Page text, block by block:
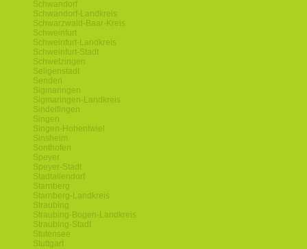
Schwandorf
Schwandorf-Landkreis
Schwarzwald-Baar-Kreis
Schweinfurt
Schweinfurt-Landkreis
Schweinfurt-Stadt
Schwetzingen
Seligenstadt
Senden
Sigmaringen
Sigmaringen-Landkreis
Sindelfingen
Singen
Singen-Hohentwiel
Sinsheim
Sonthofen
Speyer
Speyer-Stadt
Stadtallendorf
Starnberg
Starnberg-Landkreis
Straubing
Straubing-Bogen-Landkreis
Straubing-Stadt
Stutensee
Stuttgart